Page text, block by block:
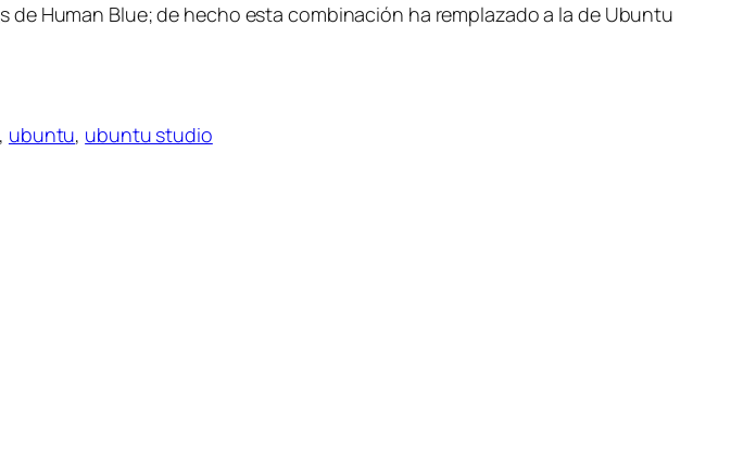
de Human Blue; de hecho esta combinación ha remplazado a la de Ubuntu
, ubuntu, ubuntu studio